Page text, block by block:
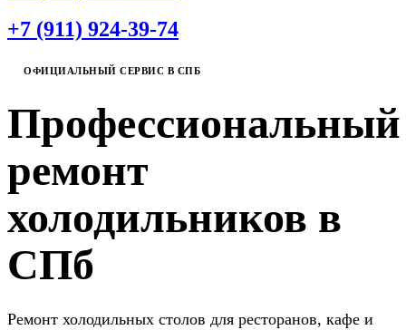
+7 (911) 924-39-74
ОФИЦИАЛЬНЫЙ СЕРВИС В СПБ
Профессиональный
ремонт
холодильников в
СПб
Ремонт холодильных столов для ресторанов, кафе и